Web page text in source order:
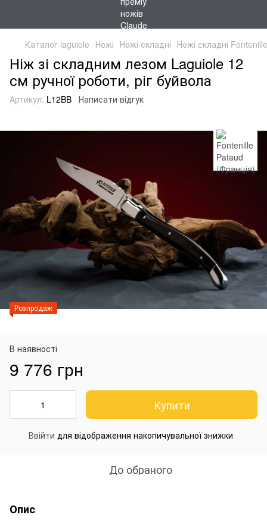
Каталог laguiole Ножі Ножі складні Ножі складні
Ніж зі складним лезом Laguiole 12
см ручної роботи, ріг буйвола
Артикул: L12BB Написати відгук
Розпродаж
В наявності
9 776 грн
Купити
Ввійти для відображення накопичувальної знижки
До обраного
Опис